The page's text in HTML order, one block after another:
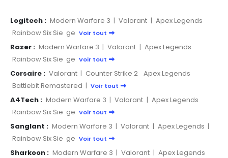
Logitech : Modern Warfare 3 | Valorant | Apex Legends
Rainbow Six Sie ge Voir tout
Razer : Modern Warfare 3 | Valorant | Apex Legends
Rainbow Six Sie ge Voir tout
Corsaire : Valorant | Counter Strike 2 Apex Legends
Battlebit Remastered | Voir tout
A4Tech : Modern Warfare 3 | Valorant | Apex Legends
Rainbow Six Sie ge Voir tout
Sanglant : Modern Warfare 3 | Valorant | Apex Legends |
Rainbow Six Sie ge Voir tout
Sharkoon : Modern Warfare 3 | Valorant | Apex Legends